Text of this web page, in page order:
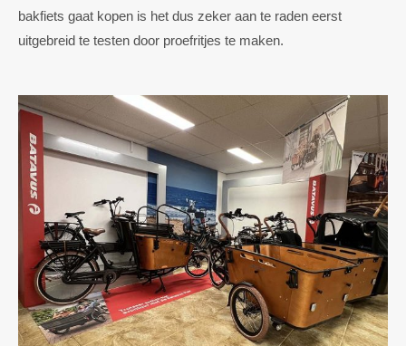
bakfiets gaat kopen is het dus zeker aan te raden eerst
uitgebreid te testen door proefritjes te maken.